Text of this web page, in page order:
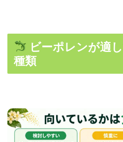
ビーポレンが適
種類